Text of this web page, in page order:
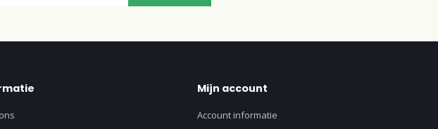
Mijn account
Account informatie